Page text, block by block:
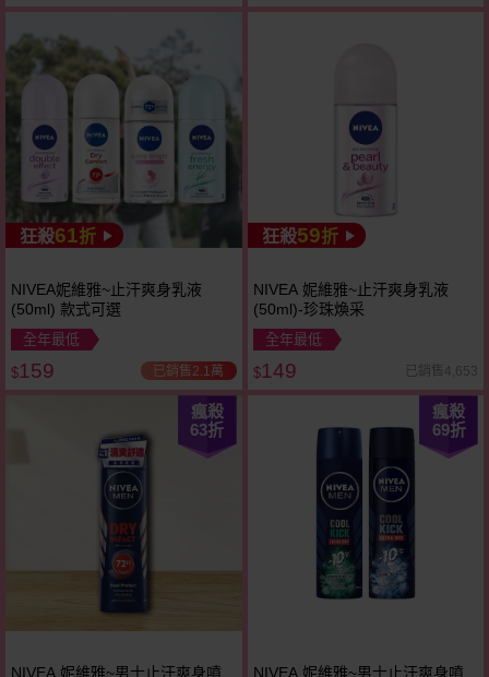
狂殺61折
NIVEA妮維雅~止汗爽身乳液
(50ml) 款式可選
全年最低
$159 已銷售2.1萬
狂殺59折
NIVEA 妮維雅~止汗爽身乳液
(50ml)-珍珠煥采
全年最低
$149 已銷售4,653
瘋殺
63折
NIVEA 妮維雅~男士止汗爽身噴
瘋殺
69折
NIVEA 妮維雅~男士止汗爽身噴